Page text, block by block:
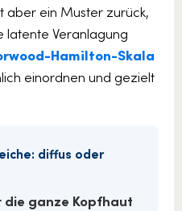
aber ein Muster zurück,
latente Veranlagung
Hamilton-Skala
einordnen und gezielt
diffus oder
die ganze Kopfhaut